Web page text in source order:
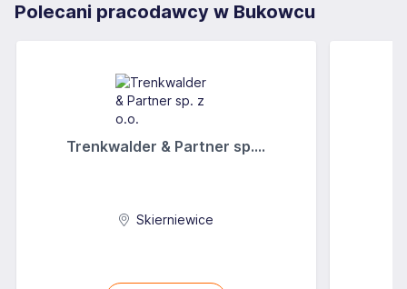
Polecani pracodawcy w Bukowcu
Trenkwalder & Partner sp....
Skierniewice